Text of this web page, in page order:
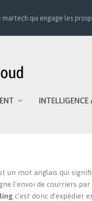
qui engage les
INTELLIGENCE
un mot anglais qui
l’envoi de courriers
c’est donc d’expédier